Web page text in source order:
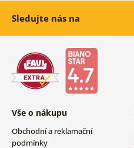
Sledujte nás na
Vše o nákupu
Obchodní a reklamační
podmínky